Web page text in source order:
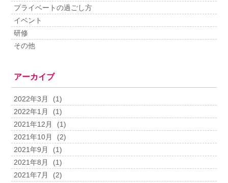
プライベートの過ごし方
イベント
研修
その他
アーカイブ
2022年3月
(1)
2022年1月
(1)
2021年12月
(1)
2021年10月
(2)
2021年9月
(1)
2021年8月
(1)
2021年7月
(2)